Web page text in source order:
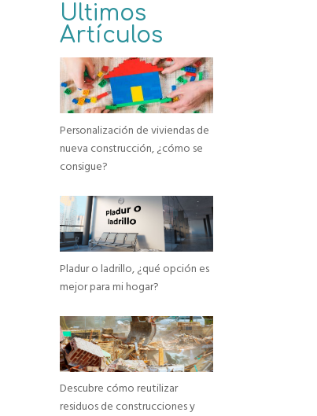
Ultimos
Artículos
Personalización de viviendas de
nueva construcción, ¿cómo se
consigue?
Pladur o ladrillo, ¿qué opción es
mejor para mi hogar?
Descubre cómo reutilizar
residuos de construcciones y